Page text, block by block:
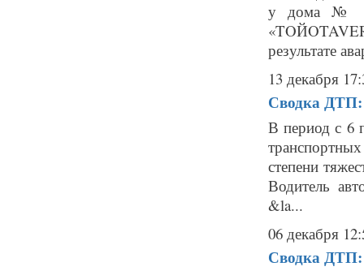
у дома № 8
результате
13 декабря
Сводка ДТП:
В период с 6
степени
Водитель
&la...
06 декабря
Сводка ДТП: